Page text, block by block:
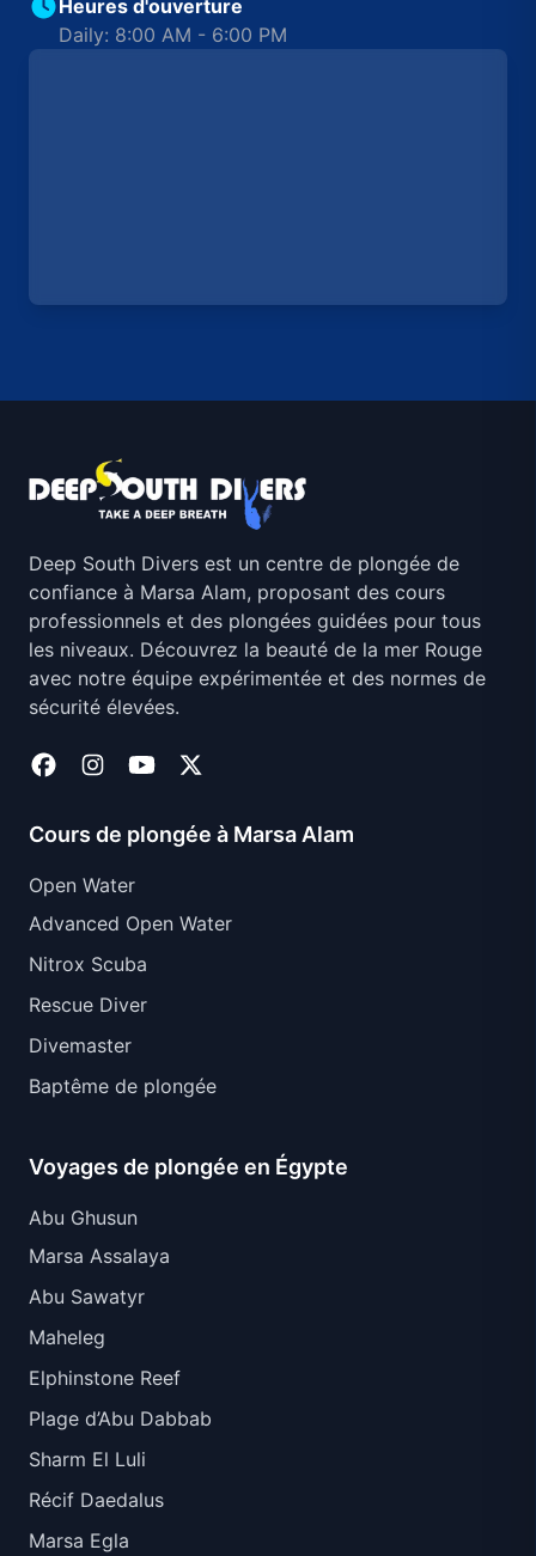
Heures d'ouverture
Daily: 8:00 AM - 6:00 PM
Deep South Divers est un centre de plongée de
confiance à Marsa Alam, proposant des cours
professionnels et des plongées guidées pour tous
les niveaux. Découvrez la beauté de la mer Rouge
avec notre équipe expérimentée et des normes de
sécurité élevées.
Cours de plongée à Marsa Alam
Open Water
Advanced Open Water
Nitrox Scuba
Rescue Diver
Divemaster
Baptême de plongée
Voyages de plongée en Égypte
Abu Ghusun
Marsa Assalaya
Abu Sawatyr
Maheleg
Elphinstone Reef
Plage d’Abu Dabbab
Sharm El Luli
Récif Daedalus
Marsa Egla